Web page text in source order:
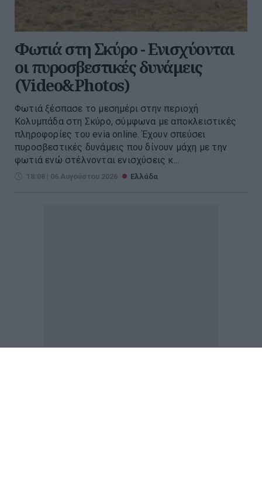
Φωτιά στη Σκύρο - Ενισχύονται
οι πυροσβεστικές δυνάμεις
(Video&Photos)
Φωτιά ξέσπασε το μεσημέρι στην περιοχή
Κολυμπάδα στη Σκύρο, σύμφωνα με αποκλειστικές
πληροφορίες του evia online. Έχουν σπεύσει
πυροσβεστικές δυνάμεις που δίνουν μάχη με την
φωτιά ενώ στέλνονται ενισχύσεις κ...
18:08 | 06 Αυγούστου 2026 Ελλάδα